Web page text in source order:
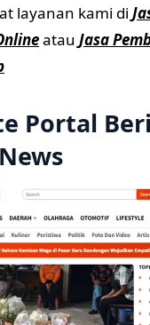
layanan kami di
atau Jasa
Portal